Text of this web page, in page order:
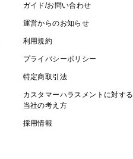
ガイド/お問い合わせ
運営からのお知らせ
利用規約
プライバシーポリシー
特定商取引法
カスタマーハラスメントに対する
当社の考え方
採用情報